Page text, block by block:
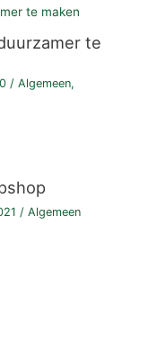
te
/Algemeen,
/Algemeen